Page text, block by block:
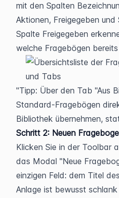
mit den Spalten
Aktionen, Freigegeben
Spalte Freigegeben
welche Fragebögen
Tipp: Über den Tab "Aus
Standard-Fragebögen
Bibliothek übernehmen,
Schritt 2: Neuen
Klicken Sie in der Toolbar
das Modal "Neue
einzigen Feld: dem Titel
Anlage ist bewusst